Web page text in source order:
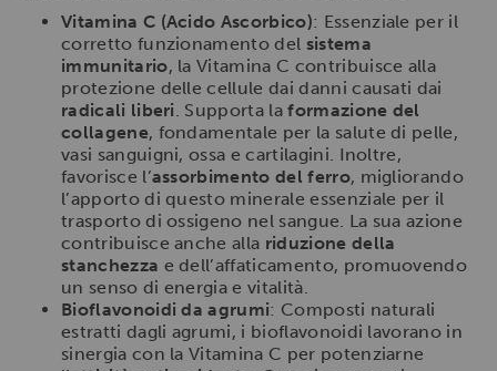
Vitamina C (Acido Ascorbico): Essenziale per il
corretto funzionamento del sistema
immunitario, la Vitamina C contribuisce alla
protezione delle cellule dai danni causati dai
radicali liberi . Supporta laformazione del
collagene, fondamentale per la salute di pelle,
vasi sanguigni, ossa e cartilagini. Inoltre,
favorisce l’assorbimento del ferro, migliorando
l’apporto di questo minerale essenziale per il
trasporto di ossigeno nel sangue. La sua azione
contribuisce anche alla riduzione della
stanchezza e dell’affaticamento, promuovendo
un senso di energia e vitalità.
Bioflavonoidi da agrumi: Composti naturali
estratti dagli agrumi, i bioflavonoidi lavorano in
sinergia con la Vitamina C per potenziarne